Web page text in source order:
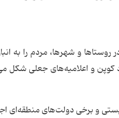
و شهرها، مردم را به
کوپن و اعلامیه‌های جعلی شکل
و برخی دولت‌های منطقه‌ای